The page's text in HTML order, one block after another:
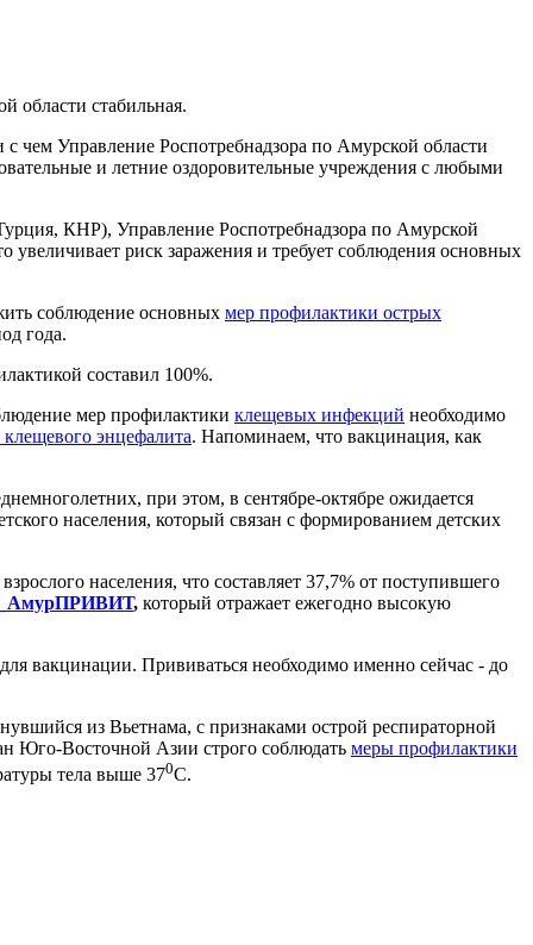
области стабильная.
с чем Управление Роспотребнадзора по Амурской области
и летние оздоровительные учреждения с любыми
КНР), Управление Роспотребнадзора по Амурской
увеличивает риск заражения и требует соблюдения основных
соблюдение основных мер профилактики острых
года.
составил 100%.
мер профилактики клещевых инфекций необходимо
энцефалита. Напоминаем, что вакцинация, как
при этом, в сентябре-октябре ожидается
населения, который связан с формированием детских
населения, что составляет 37,7% от поступившего
_АмурПРИВИТ, который отражает ежегодно высокую
вакцинации. Прививаться необходимо именно сейчас - до
из Вьетнама, с признаками острой респираторной
Юго-Восточной Азии строго соблюдать меры профилактики
тела выше 370С.